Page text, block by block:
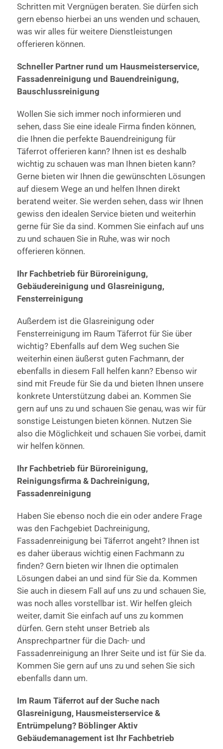
Schritten mit Vergnügen beraten. Sie dürfen sich
gern ebenso hierbei an uns wenden und schauen,
was wir alles für weitere Dienstleistungen
offerieren können.
Schneller Partner rund um Hausmeisterservice,
Fassadenreinigung und Bauendreinigung,
Bauschlussreinigung
Wollen Sie sich immer noch informieren und
sehen, dass Sie eine ideale Firma finden können,
die Ihnen die perfekte Bauendreinigung für
Täferrot offerieren kann? Ihnen ist es deshalb
wichtig zu schauen was man Ihnen bieten kann?
Gerne bieten wir Ihnen die gewünschten Lösungen
auf diesem Wege an und helfen Ihnen direkt
beratend weiter. Sie werden sehen, dass wir Ihnen
gewiss den idealen Service bieten und weiterhin
gerne für Sie da sind. Kommen Sie einfach auf uns
zu und schauen Sie in Ruhe, was wir noch
offerieren können.
Ihr Fachbetrieb für Büroreinigung,
Gebäudereinigung und Glasreinigung,
Fensterreinigung
Außerdem ist die Glasreinigung oder
Fensterreinigung im Raum Täferrot für Sie über
wichtig? Ebenfalls auf dem Weg suchen Sie
weiterhin einen äußerst guten Fachmann, der
ebenfalls in diesem Fall helfen kann? Ebenso wir
sind mit Freude für Sie da und bieten Ihnen unsere
konkrete Unterstützung dabei an. Kommen Sie
gern auf uns zu und schauen Sie genau, was wir für
sonstige Leistungen bieten können. Nutzen Sie
also die Möglichkeit und schauen Sie vorbei, damit
wir helfen können.
Ihr Fachbetrieb für Büroreinigung,
Reinigungsfirma & Dachreinigung,
Fassadenreinigung
Haben Sie ebenso noch die ein oder andere Frage
was den Fachgebiet Dachreinigung,
Fassadenreinigung bei Täferrot angeht? Ihnen ist
es daher überaus wichtig einen Fachmann zu
finden? Gern bieten wir Ihnen die optimalen
Lösungen dabei an und sind für Sie da. Kommen
Sie auch in diesem Fall auf uns zu und schauen Sie,
was noch alles vorstellbar ist. Wir helfen gleich
weiter, damit Sie einfach auf uns zu kommen
dürfen. Gern steht unser Betrieb als
Ansprechpartner für die Dach- und
Fassadenreinigung an Ihrer Seite und ist für Sie da.
Kommen Sie gern auf uns zu und sehen Sie sich
ebenfalls dann um.
Im Raum Täferrot auf der Suche nach
Glasreinigung, Hausmeisterservice &
Entrümpelung? Böblinger Aktiv
Gebäudemanagement ist Ihr Fachbetrieb